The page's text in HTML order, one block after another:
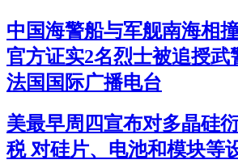
中国海警船与军舰南海相
官方证实2名烈士被追授武
法国国际广播电台
美最早周四宣布对多晶硅
税 对硅片、电池和模块等